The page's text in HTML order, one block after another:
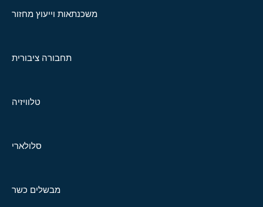
משכנתאות וייעוץ מחזור
תחבורה ציבורית
טלוויזיה
סלולארי
מבשלים כשר